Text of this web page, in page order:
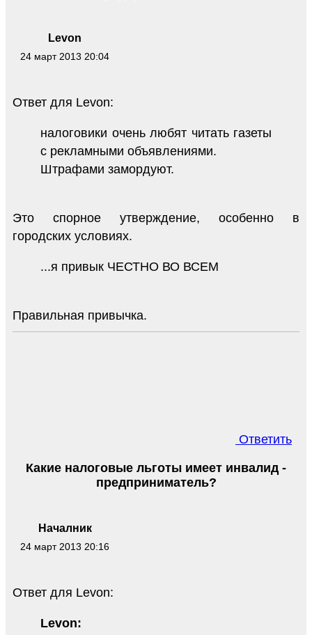
Levon
24 март 2013 20:04
Ответ для Levon:
налоговики очень любят читать газеты
с рекламными объявлениями.
Штрафами замордуют.
Это спорное утверждение, особенно в
городских условиях.
...я привык ЧЕСТНО ВО ВСЕМ
Правильная привычка.
Ответить
Началник
24 март 2013 20:16
Какие налоговые льготы имеет инвалид -
предприниматель?
Ответ для Levon:
Levon: